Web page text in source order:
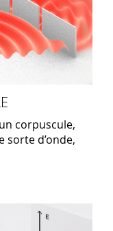
corpuscule,
sorte d’onde,